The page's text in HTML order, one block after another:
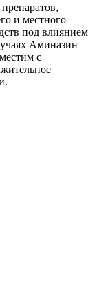
и местного
под влиянием
Аминазин
с